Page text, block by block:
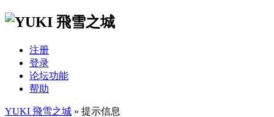
注册
登录
论坛功能
帮助
YUKI 飛雪之城 » 提示信息